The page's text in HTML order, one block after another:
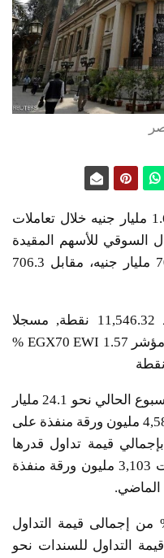
سجلت بورصة مصر أرباح بلغت 1.6 مليار جنيه خلال تعاملات
السوقي للأسهم المقيدة
بسوق داخل المقصورة عند 707.9 مليار جنيه، مقابل 706.3
أغلق مؤشر ايجى اكس 30 عند 11,546.32 نقطة, مسجلا
انخفاضا بنحو 0.45 %، بينما سجل مؤشر EGX70 EWI 1.57 %
وبلغ إجمالى قيمة التداول خلال الأسبوع الحالي نحو 24.1 مليار
فى حين بلغت كمية التداول نحو 4,583 مليون ورقة منفذة على
بإجمالي قيمة تداول قدرها
21.7 مليار جنيه و كمية تداول بلغت 3,103 مليون ورقة منفذة
الأسهم على 47.65 % من إجمالى قيمة التداول
التداول للسندات نحو